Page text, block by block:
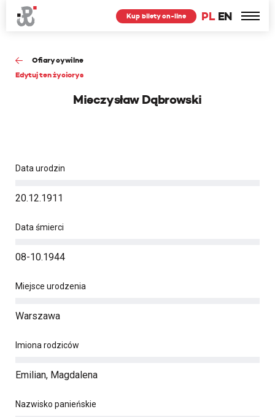
PL EN
Kup bilety on-line
Ofiary cywilne
Edytuj ten życiorys
Mieczysław Dąbrowski
Data urodzin
20.12.1911
Data śmierci
08-10.1944
Miejsce urodzenia
Warszawa
Imiona rodziców
Emilian, Magdalena
Nazwisko panieńskie